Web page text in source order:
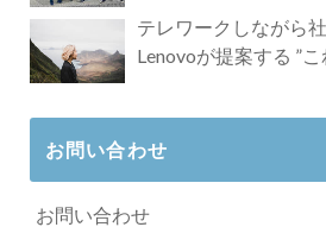
テレワークしながら
Lenovoが提案する ”
お問い合わせ
お問い合わせ